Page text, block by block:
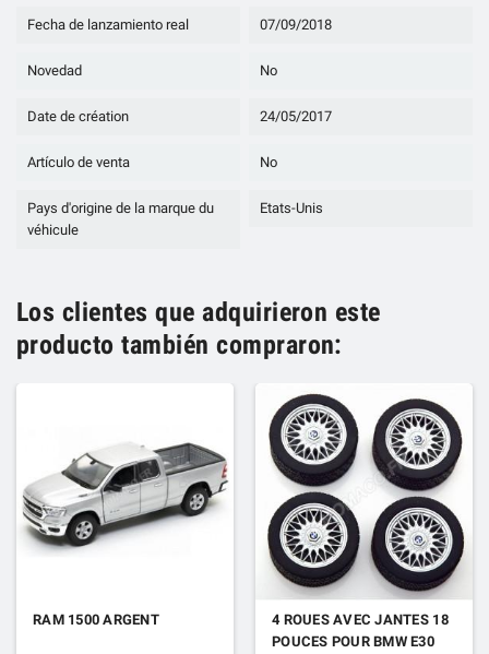
Fecha de lanzamiento real 07/09/2018
Novedad No
Date de création 24/05/2017
Artículo de venta No
Pays d'origine de la marque du
véhicule
Etats-Unis
Los clientes que adquirieron este
producto también compraron:
RAM 1500 ARGENT
4 ROUES AVEC JANTES 18
POUCES POUR BMW E30